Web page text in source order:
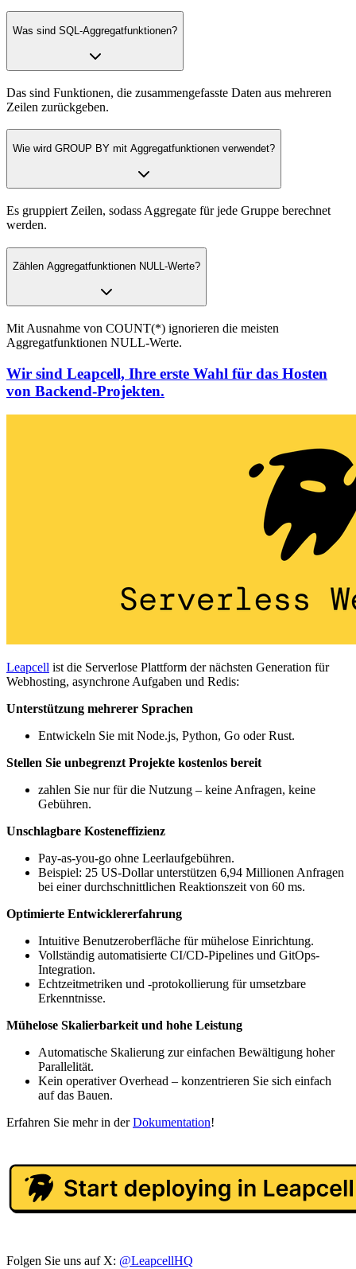
Was sind SQL-Aggregatfunktionen?
Das sind Funktionen, die zusammengefasste Daten aus mehreren
Zeilen zurückgeben.
Wie wird GROUP BY mit Aggregatfunktionen verwendet?
Es gruppiert Zeilen, sodass Aggregate für jede Gruppe berechnet
werden.
Zählen Aggregatfunktionen NULL-Werte?
Mit Ausnahme von COUNT(*) ignorieren die meisten
Aggregatfunktionen NULL-Werte.
Wir sind Leapcell, Ihre erste Wahl für das Hosten
von Backend-Projekten.
Leapcell ist die Serverlose Plattform der nächsten Generation für
Webhosting, asynchrone Aufgaben und Redis:
Unterstützung mehrerer Sprachen
Entwickeln Sie mit Node.js, Python, Go oder Rust.
Stellen Sie unbegrenzt Projekte kostenlos bereit
zahlen Sie nur für die Nutzung – keine Anfragen, keine
Gebühren.
Unschlagbare Kosteneffizienz
Pay-as-you-go ohne Leerlaufgebühren.
Beispiel: 25 US-Dollar unterstützen 6,94 Millionen Anfragen
bei einer durchschnittlichen Reaktionszeit von 60 ms.
Optimierte Entwicklererfahrung
Intuitive Benutzeroberfläche für mühelose Einrichtung.
Vollständig automatisierte CI/CD-Pipelines und GitOps-
Integration.
Echtzeitmetriken und -protokollierung für umsetzbare
Erkenntnisse.
Mühelose Skalierbarkeit und hohe Leistung
Automatische Skalierung zur einfachen Bewältigung hoher
Parallelität.
Kein operativer Overhead – konzentrieren Sie sich einfach
auf das Bauen.
Erfahren Sie mehr in derDokumentation!
Folgen Sie uns auf X: @LeapcellHQ